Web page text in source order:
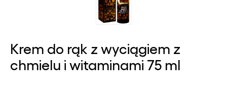
Krem do rąk z wyciągiem z
chmielu i witaminami 75 ml